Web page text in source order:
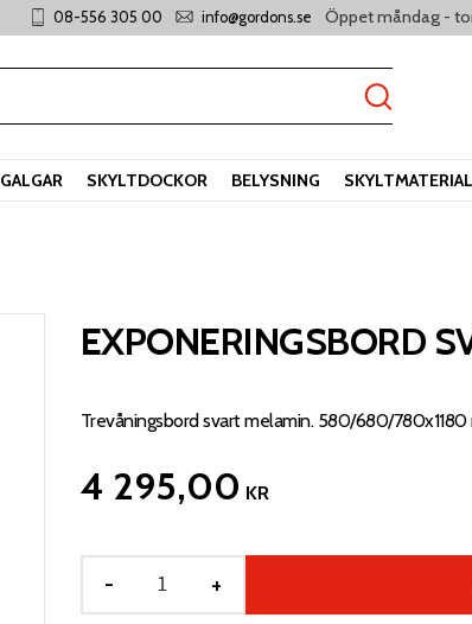
08-556 305 00 info@gordons.se Öppet måndag -
GALGAR SKYLTDOCKOR BELYSNING SKYLTMATERIAL
EXPONERINGSBORD
Trevåningsbord svart melamin. 580/680/
4 295,00 KR
+
-